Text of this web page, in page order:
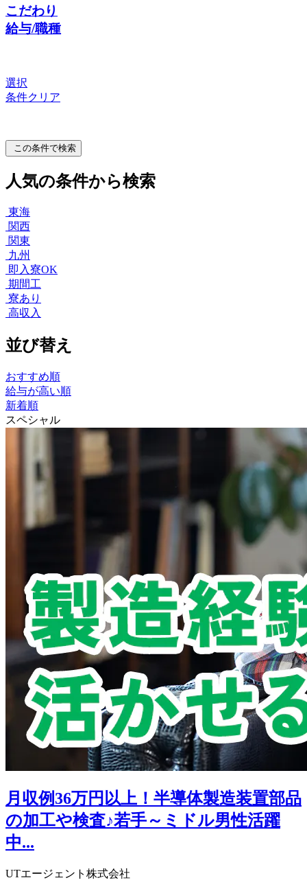
こだわり
給与/職種
選択
条件クリア
この条件で検索
人気の条件から検索
東海
関西
関東
九州
即入寮OK
期間工
寮あり
高収入
並び替え
おすすめ順
給与が高い順
新着順
スペシャル
月収例36万円以上！半導体製造装置部品
の加工や検査♪若手～ミドル男性活躍
中...
UTエージェント株式会社